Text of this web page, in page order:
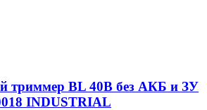
триммер BL 40В без АКБ и ЗУ
INDUSTRIAL